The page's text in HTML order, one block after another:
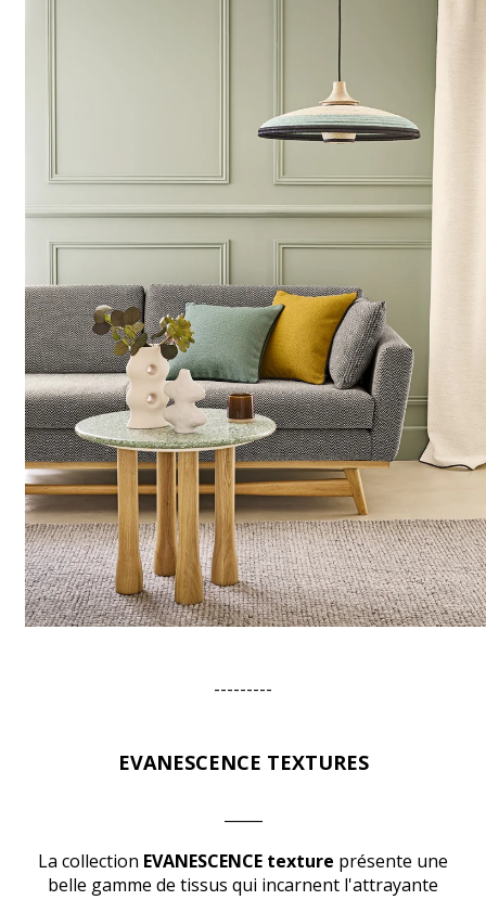
---------
EVANESCENCE TEXTURES
La collection EVANESCENCE texture présente une
belle gamme de tissus qui incarnent l'attrayante